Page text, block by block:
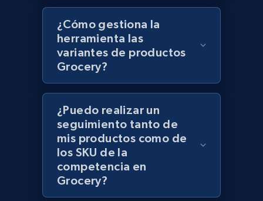
price, Currency, Stock, and more.
992+ 165+ Comenzar ahora
Lazada - Products - Discover products by
seller URL
URL, Title, Rating, Reviews, Initial price, Final
price, Currency, Stock, and more.
992+ 165+ Comenzar ahora
¿Cómo gestiona la
herramienta las
variantes de productos
Grocery?
¿Puedo realizar un
seguimiento tanto de
mis productos como de
los SKU de la
competencia en
Grocery?